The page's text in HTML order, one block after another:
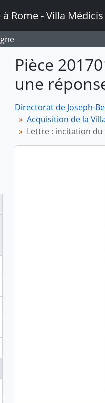
Rome - Villa Médicis
Pièce
une
Directorat de Joseph-
Acquisition de la
Lettre : incitation du